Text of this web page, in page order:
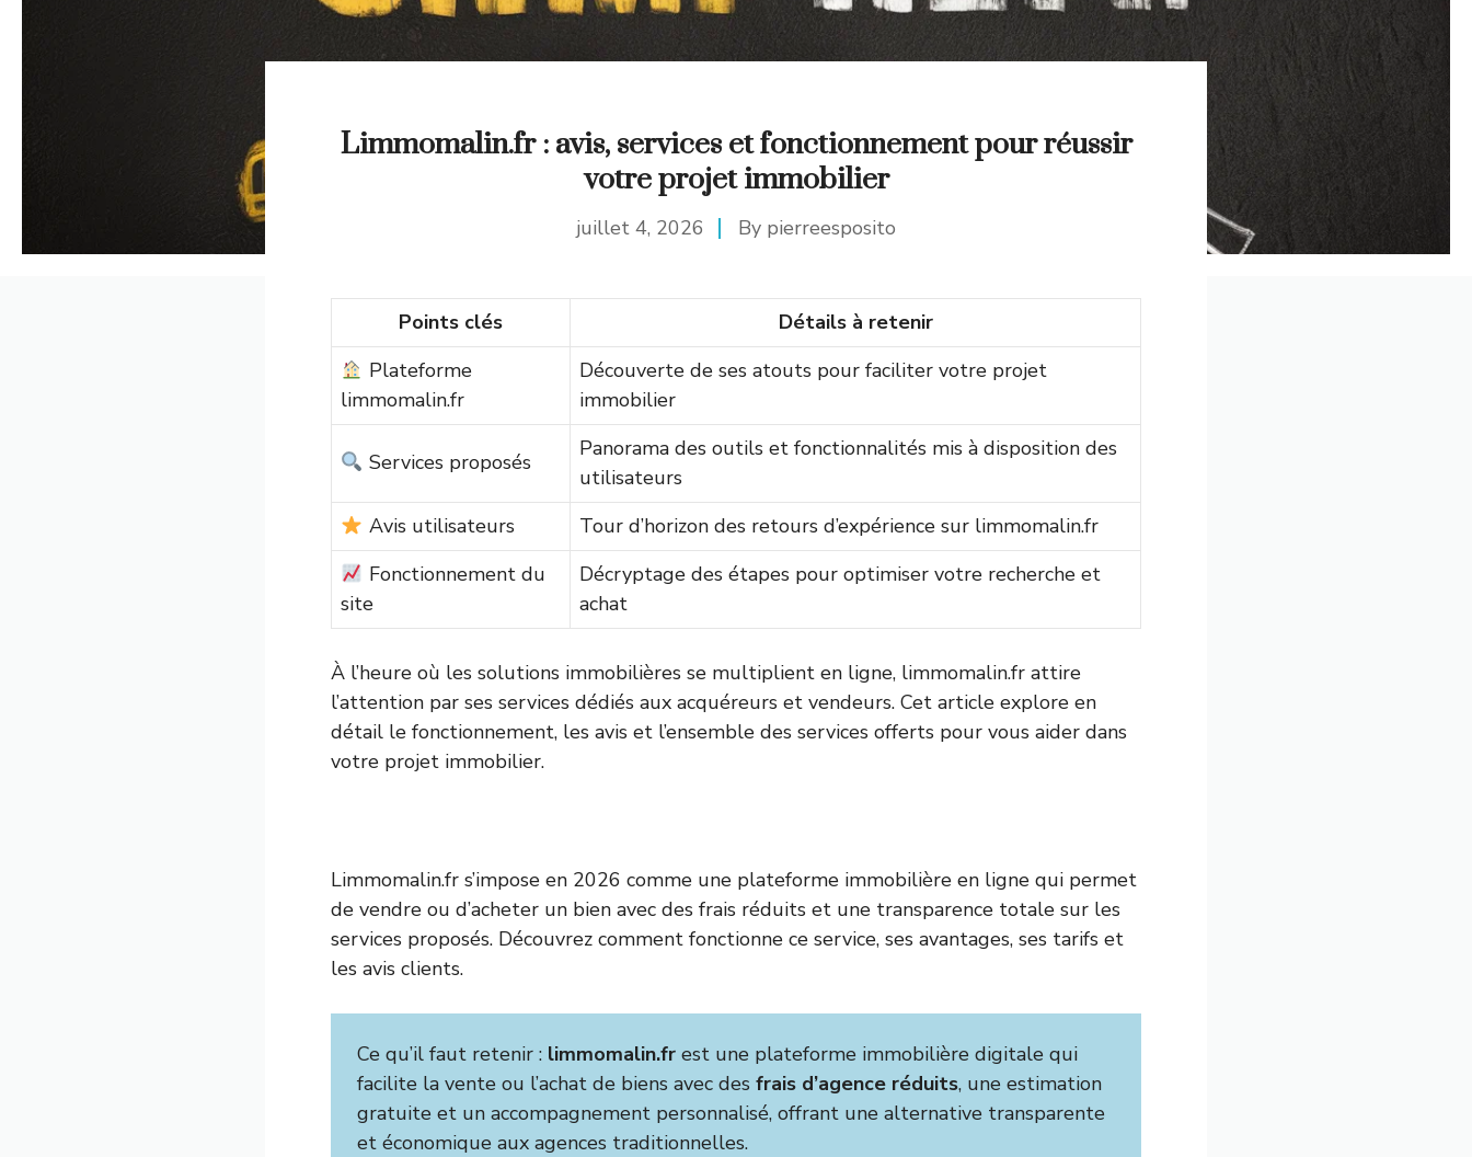
Limmomalin.fr : avis, services et fonctionnement pour réussir
votre projet immobilier
juillet 4, 2026 By pierreesposito
Points clés
Détails à retenir
Plateforme
limmomalin.fr
Découverte de ses atouts pour faciliter votre projet
immobilier
Services proposés
Panorama des outils et fonctionnalités mis à disposition des
utilisateurs
Avis utilisateurs
Tour d’horizon des retours d’expérience sur limmomalin.fr
Fonctionnement du
site
Décryptage des étapes pour optimiser votre recherche et
achat
À l’heure où les solutions immobilières se multiplient en ligne, limmomalin.fr attire
l’attention par ses services dédiés aux acquéreurs et vendeurs. Cet article explore en
détail le fonctionnement, les avis et l’ensemble des services offerts pour vous aider dans
votre projet immobilier.
Limmomalin.fr s’impose en 2026 comme une plateforme immobilière en ligne qui permet
de vendre ou d’acheter un bien avec des frais réduits et une transparence totale sur les
services proposés. Découvrez comment fonctionne ce service, ses avantages, ses tarifs et
les avis clients.
Ce qu’il faut retenir : limmomalin.fr est une plateforme immobilière digitale qui
facilite la vente ou l’achat de biens avec des frais d’agence réduits, une estimation
gratuite et un accompagnement personnalisé, offrant une alternative transparente
et économique aux agences traditionnelles.